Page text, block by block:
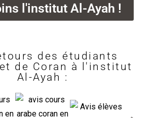
l'institut Al-Ayah !
des étudiants
de Coran à l'institut
Al-Ayah :